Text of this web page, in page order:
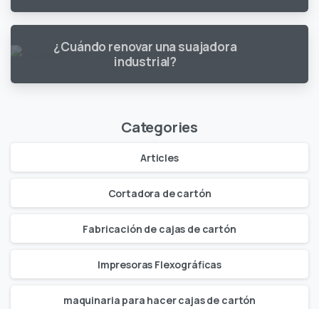
¿Cuándo renovar una suajadora
industrial?
Categories
Articles
Cortadora de cartón
Fabricación de cajas de cartón
Impresoras Flexográficas
maquinaria para hacer cajas de cartón